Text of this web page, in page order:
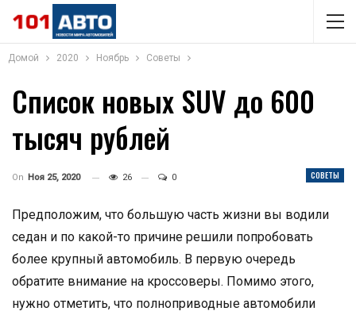
Домой 2020 Ноябрь Советы
Список новых SUV до 600
тысяч рублей
СОВЕТЫ
On Ноя 25, 2020 26 0
Предположим, что большую часть жизни вы водили
седан и по какой-то причине решили попробовать
более крупный автомобиль. В первую очередь
обратите внимание на кроссоверы. Помимо этого,
нужно отметить, что полноприводные автомобили